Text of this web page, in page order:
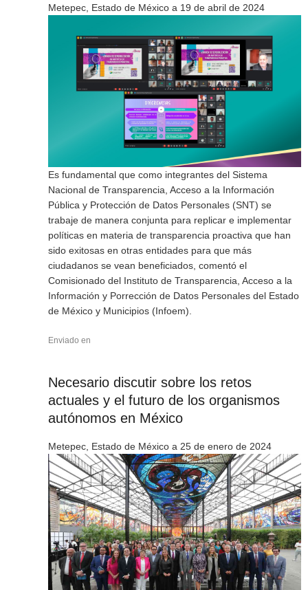
Metepec, Estado de México a 19 de abril de 2024
Es fundamental que como integrantes del Sistema
Nacional de Transparencia, Acceso a la Información
Pública y Protección de Datos Personales (SNT) se
trabaje de manera conjunta para replicar e implementar
políticas en materia de transparencia proactiva que han
sido exitosas en otras entidades para que más
ciudadanos se vean beneficiados, comentó el
Comisionado del Instituto de Transparencia, Acceso a la
Información y Porrección de Datos Personales del Estado
de México y Municipios (Infoem).
Enviado en
Necesario discutir sobre los retos
actuales y el futuro de los organismos
autónomos en México
Metepec, Estado de México a 25 de enero de 2024